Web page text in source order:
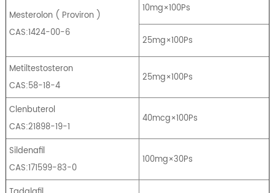
Mesterolon ( Proviron )
CAS:1424-00-6
10mg×100Ps
25mg×100Ps
Metiltestosteron
CAS:58-18-4
25mg×100Ps
Clenbuterol
CAS:21898-19-1
40mcg×100Ps
Sildenafil
CAS:171599-83-0
100mg×30Ps